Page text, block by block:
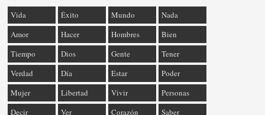
Vida Éxito Mundo
Nada
Amor
Hacer Hombres
Bien
Tiempo
Dios Gente
Tener
Verdad
Día Estar
Poder
Mujer
Libertad Vivir
Personas
Decir
Ver Corazón Saber